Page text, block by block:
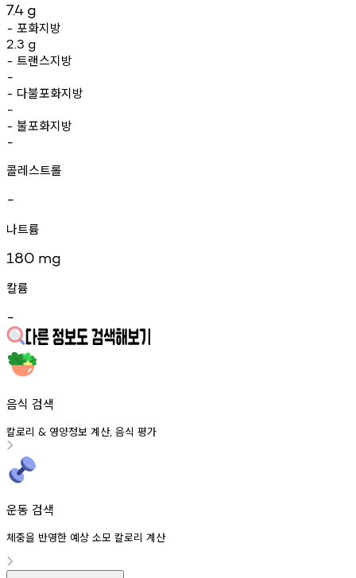
7.4 g
- 포화지방
2.3 g
- 트랜스지방
-
- 다불포화지방
-
- 불포화지방
-
콜레스트롤
-
나트륨
180 mg
칼륨
-
음식 검색
칼로리 & 영양정보 계산, 음식 평가
운동 검색
체중을 반영한 예상 소모 칼로리 계산